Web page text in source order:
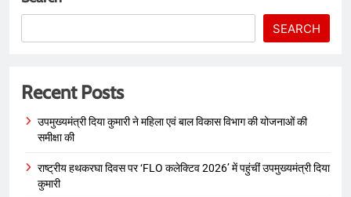
SEARCH
Recent Posts
उपमुख्यमंत्री दिया कुमारी ने महिला एवं बाल विकास विभाग की योजनाओं की
समीक्षा की
राष्ट्रीय हथकरघा दिवस पर ‘FLO कलेक्टिव 2026’ में पहुंचीं उपमुख्यमंत्री दिया
कुमारी